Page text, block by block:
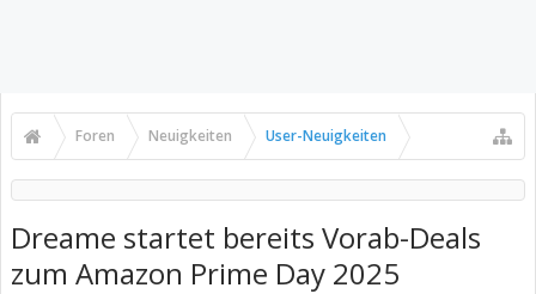
Foren Neuigkeiten User-Neuigkeiten
Dreame startet bereits Vorab-Deals
zum Amazon Prime Day 2025